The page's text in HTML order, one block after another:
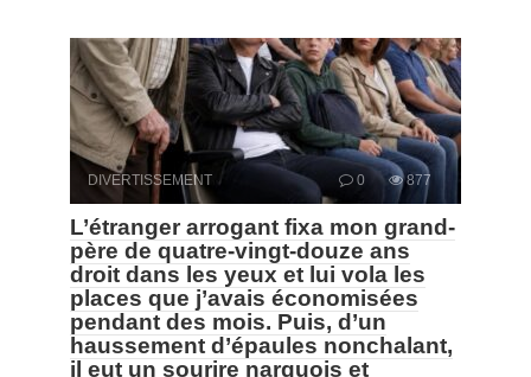
DIVERTISSEMENT 0 877
L’étranger arrogant fixa mon grand-
père de quatre-vingt-douze ans
droit dans les yeux et lui vola les
places que j’avais économisées
pendant des mois. Puis, d’un
haussement d’épaules nonchalant,
il eut un sourire narquois et